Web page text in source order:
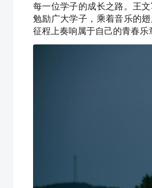
每一位学子的成长之路。王
勉励广大学子，乘着音乐的
征程上奏响属于自己的青春乐